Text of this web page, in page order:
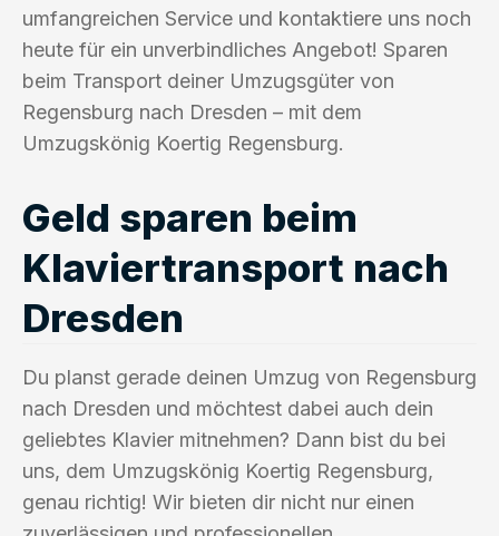
umfangreichen Service und kontaktiere uns noch
heute für ein unverbindliches Angebot! Sparen
beim Transport deiner Umzugsgüter von
Regensburg nach Dresden – mit dem
Umzugskönig Koertig Regensburg.
Geld sparen beim
Klaviertransport nach
Dresden
Du planst gerade deinen Umzug von Regensburg
nach Dresden und möchtest dabei auch dein
geliebtes Klavier mitnehmen? Dann bist du bei
uns, dem Umzugskönig Koertig Regensburg,
genau richtig! Wir bieten dir nicht nur einen